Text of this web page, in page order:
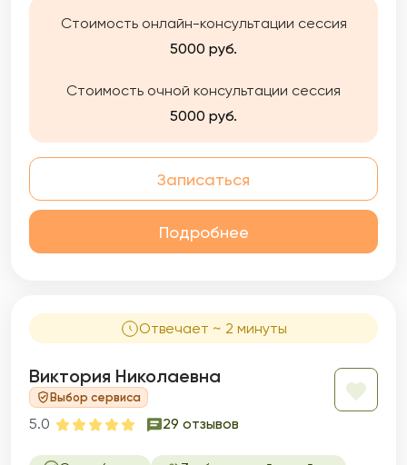
меня важен принцип уважения к
уникальности и к жизненному опыту
созданию пространства защищенности в
опираюсь на этический кодекс. Опыт
показывает, что при соответствующей
готовности, можно найти ресурсы для
изменений. Работаю под регулярной
супервизией.
Стоимость онлайн-консультации сессия
5000 руб.
Стоимость очной консультации сессия
5000 руб.
Записаться
Подробнее
Отвечает ~ 2 минуты
Виктория Николаевна
Выбор сервиса
5.0 29 отзывов